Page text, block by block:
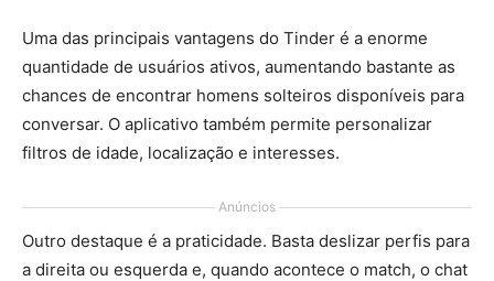
Uma das principais vantagens do Tinder é a enorme
quantidade de usuários ativos, aumentando bastante as
chances de encontrar homens solteiros disponíveis para
conversar. O aplicativo também permite personalizar
filtros de idade, localização e interesses.
Anúncios
Outro destaque é a praticidade. Basta deslizar perfis para
a direita ou esquerda e, quando acontece o match, o chat